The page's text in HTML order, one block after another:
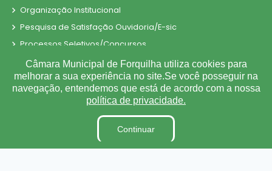
Organização Institucional
Pesquisa de Satisfação Ouvidoria/E-sic
Processos Seletivos/Concursos
Processo de Contratação Eletrônico
Tabela de Diárias
Terceirizados
Relatório de Gestão Municipal
Câmara Municipal de Forquilha utiliza cookies para
melhorar a sua experiência no site.Se você posseguir na
navegação, entendemos que está de acordo com a nossa
política de privacidade.
Continuar